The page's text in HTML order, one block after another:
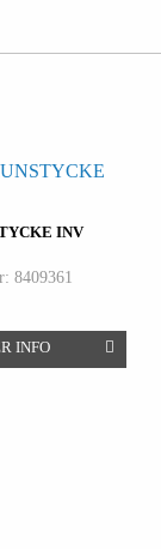
INV
8409361
INFO